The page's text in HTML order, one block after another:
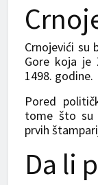
Crnojevići su
Gore koja je
1498. godine.
Pored
tome što su
prvih
Da li